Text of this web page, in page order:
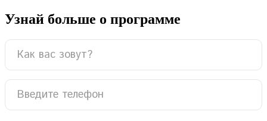
Узнай больше о программе